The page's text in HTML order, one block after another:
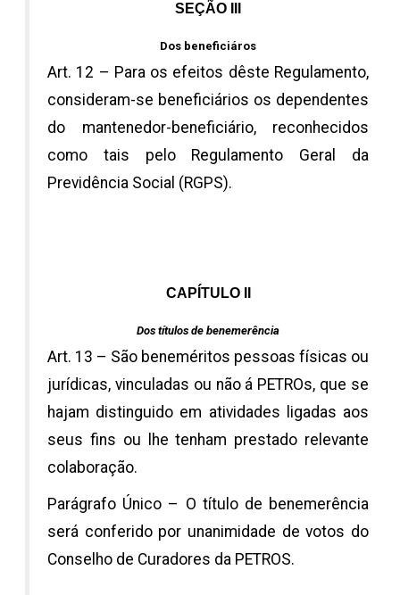
SEÇÃO III
Dos beneficiáros
Art. 12 – Para os efeitos dêste Regulamento,
consideram-se beneficiários os dependentes
do mantenedor-beneficiário, reconhecidos
como tais pelo Regulamento Geral da
Previdência Social (RGPS).
CAPÍTULO II
Dos títulos de benemerência
Art. 13 – São beneméritos pessoas físicas ou
jurídicas, vinculadas ou não á PETROs, que se
hajam distinguido em atividades ligadas aos
seus fins ou lhe tenham prestado relevante
colaboração.
Parágrafo Único – O título de benemerência
será conferido por unanimidade de votos do
Conselho de Curadores da PETROS.